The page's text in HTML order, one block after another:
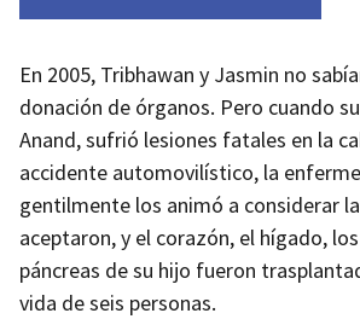
En 2005, Tribhawan y Jasmin no
donación de órganos. Pero cuando
Anand, sufrió lesiones fatales en la
accidente automovilístico, la
gentilmente los animó a considerar
aceptaron, y el corazón, el hígado,
páncreas de su hijo fueron
vida de seis personas.